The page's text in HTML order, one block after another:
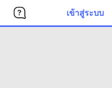
เข้าสู่ระบบ